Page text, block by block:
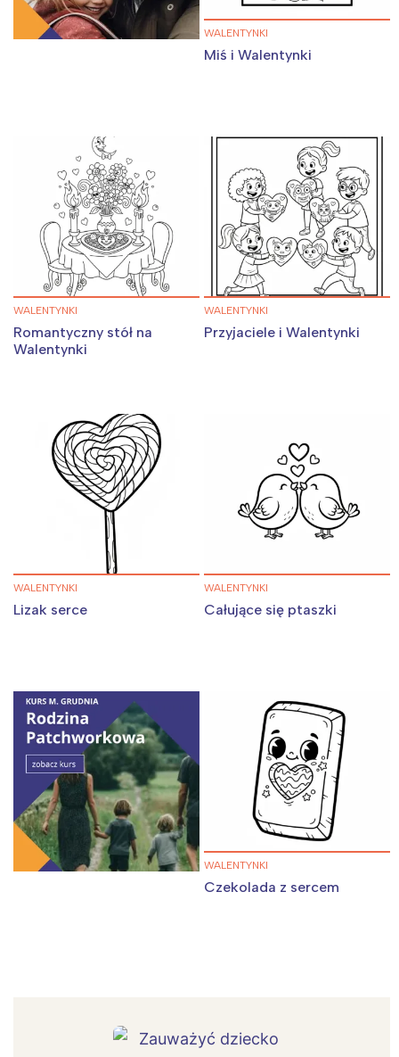
WALENTYNKI
Miś i Walentynki
WALENTYNKI
Romantyczny stół na
Walentynki
WALENTYNKI
Przyjaciele i Walentynki
WALENTYNKI
Lizak serce
WALENTYNKI
Całujące się ptaszki
WALENTYNKI
Czekolada z sercem